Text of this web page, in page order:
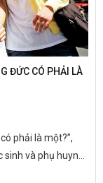
ĐỨC CÓ PHẢI LÀ
phải là một?”,
và phụ huynh
Đức. Hãy...